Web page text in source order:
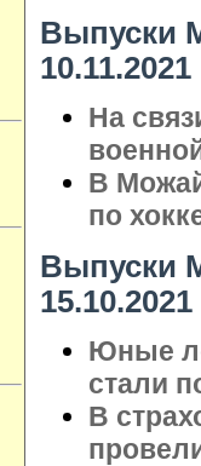
Выпуски
10.11.2021
На
В
по
Выпуски
15.10.2021
Юные
стали
В